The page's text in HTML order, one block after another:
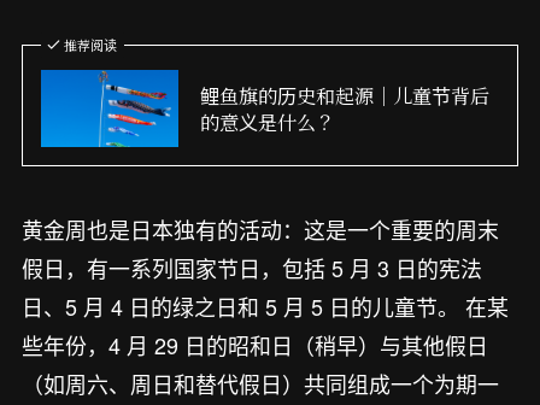
推荐阅读
鲤鱼旗的历史和起源｜儿童节背后
的意义是什么？
黄金周也是日本独有的活动：这是一个重要的周末
假日，有一系列国家节日，包括 5 月 3 日的宪法
日、5 月 4 日的绿之日和 5 月 5 日的儿童节。 在某
些年份，4 月 29 日的昭和日（稍早）与其他假日
（如周六、周日和替代假日）共同组成一个为期一